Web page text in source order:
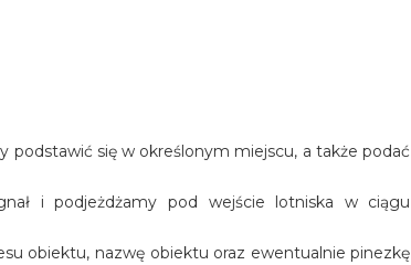
się w określonym miejscu, a także podać
i podjeżdżamy pod wejście lotniska w ciągu
obiektu, nazwę obiektu oraz ewentualnie pinezkę